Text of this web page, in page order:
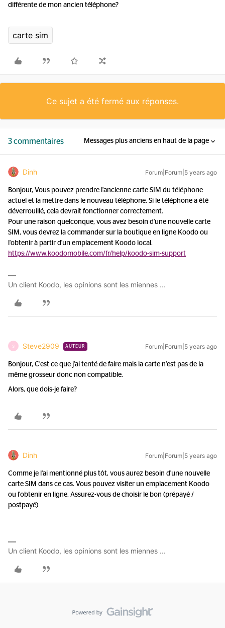
différente de mon ancien téléphone?
carte sim
Ce sujet a été fermé aux réponses.
3 commentaires Messages plus anciens en haut de la page
Dinh Forum|Forum|5 years ago
Bonjour, Vous pouvez prendre l'ancienne carte SIM du téléphone
actuel et la mettre dans le nouveau téléphone. Si le téléphone a été
déverrouillé, cela devrait fonctionner correctement.
Pour une raison quelconque, vous avez besoin d'une nouvelle carte
SIM, vous devrez la commander sur la boutique en ligne Koodo ou
l'obtenir à partir d'un emplacement Koodo local.
https://www.koodomobile.com/fr/help/koodo-sim-support
Un client Koodo, les opinions sont les miennes ...
S Steve2909 AUTEUR Forum|Forum|5 years ago
Bonjour, C’est ce que j’ai tenté de faire mais la carte n’est pas de la
même grosseur donc non compatible.
Alors, que dois-je faire?
Dinh Forum|Forum|5 years ago
Comme je l'ai mentionné plus tôt, vous aurez besoin d'une nouvelle
carte SIM dans ce cas. Vous pouvez visiter un emplacement Koodo
ou l'obtenir en ligne. Assurez-vous de choisir le bon (prépayé /
postpayé)
Un client Koodo, les opinions sont les miennes ...